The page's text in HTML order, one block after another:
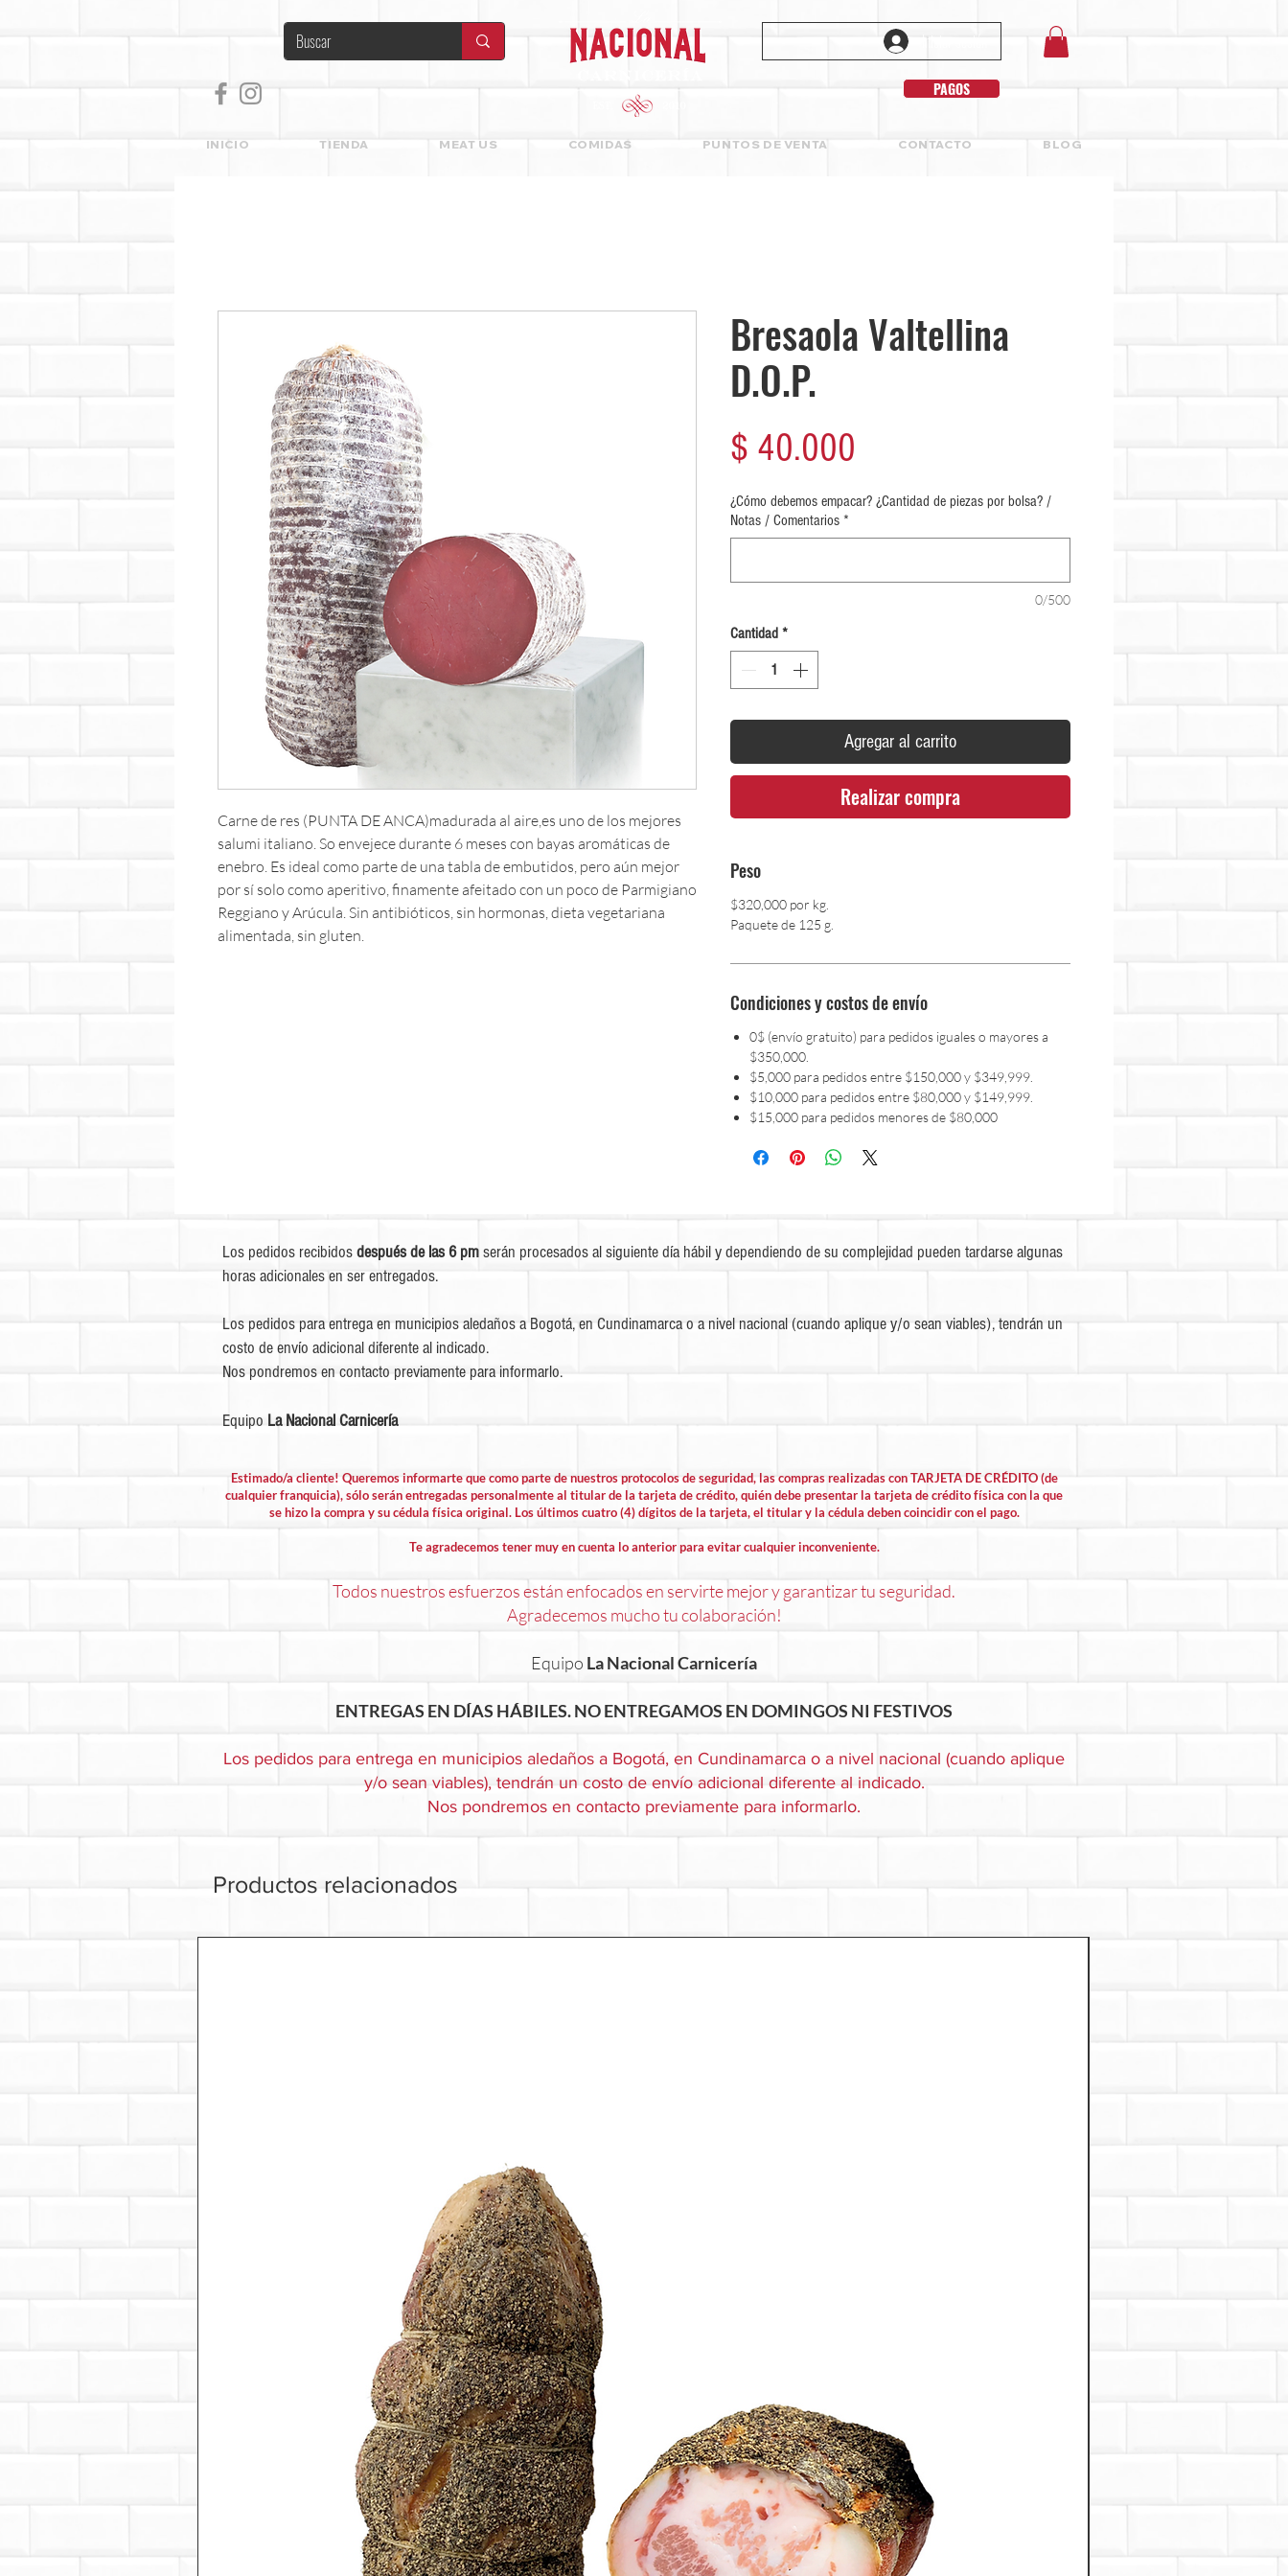
PAGOS
INICIO TIENDA MEAT US COMIDAS PUNTOS DE VENTA CONTACTO BLOG
Carne de res (PUNTA DE ANCA)madurada al aire,es uno de los mejores
salumi italiano. So envejece durante 6 meses con bayas aromáticas de
enebro. Es ideal como parte de una tabla de embutidos, pero aún mejor
por sí solo como aperitivo, finamente afeitado con un poco de Parmigiano
Reggiano y Arúcula. Sin antibióticos, sin hormonas, dieta vegetariana
alimentada, sin gluten.
Bresaola Valtellina
D.O.P.
$ 40.000
¿Cómo debemos empacar? ¿Cantidad de piezas por bolsa? /
Notas / Comentarios *
0/500
Cantidad *
Agregar al carrito
Realizar compra
Peso
$320,000 por kg.
Paquete de 125 g.
Condiciones y costos de envío
0$ (envío gratuito) para pedidos iguales o mayores a
$350,000.
$5,000 para pedidos entre $150,000 y $349,999.
$10,000 para pedidos entre $80,000 y $149,999.
$15,000 para pedidos menores de $80,000
Los pedidos recibidosdespués de las 6 pmserán procesados al siguiente día hábil y dependiendo de su complejidad pueden tardarse algunas
horas adicionales en ser entregados.
Los pedidos para entrega en municipios aledaños a Bogotá, en Cundinamarca o a nivel nacional (cuando aplique y/o sean viables), tendrán un
costo de envío adicional diferente al indicado.
Nos pondremos en contacto previamente para informarlo.
Equipo La Nacional Carnicería
Estimado/a cliente! Queremos informarte que como parte de nuestros protocolos de seguridad, las compras realizadas con TARJETA DE CRÉDITO (de
cualquier franquicia), sólo serán entregadas personalmente al titular de la tarjeta de crédito, quién debe presentar la tarjeta de crédito física con la que
se hizo la compra y su cédula física original. Los últimos cuatro (4) dígitos de la tarjeta, el titular y la cédula deben coincidir con el pago.
Te agradecemos tener muy en cuenta lo anterior para evitar cualquier inconveniente.
Todos nuestros esfuerzos están enfocados en servirte mejor y garantizar tu seguridad.
Agradecemos mucho tu colaboración!
Equipo La Nacional Carnicería
ENTREGAS EN DÍAS HÁBILES. NO ENTREGAMOS EN DOMINGOS NI FESTIVOS
Los pedidos para entrega en municipios aledaños a Bogotá, en Cundinamarca o a nivel nacional (cuando aplique
y/o sean viables), tendrán un costo de envío adicional diferente al indicado.
Nos pondremos en contacto previamente para informarlo.
Productos relacionados